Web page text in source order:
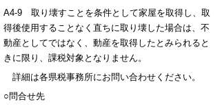
A4-9 取り壊すことを条件として家屋を取得し、取
得後使用することなく直ちに取り壊した場合は、不
動産としてではなく、動産を取得したとみられると
きに限り、課税対象となりません。
詳細は各県税事務所にお問い合わせください。
○問合せ先